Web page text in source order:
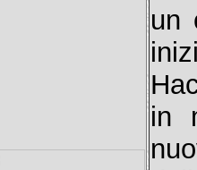
un
in